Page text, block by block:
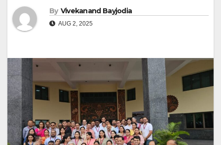
By Vivekanand Bayjodia
AUG 2, 2025